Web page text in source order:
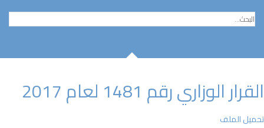
إعلانات ومناقصات
القرار الوزاري رقم 1481 لعام 2017
تحميل الملف